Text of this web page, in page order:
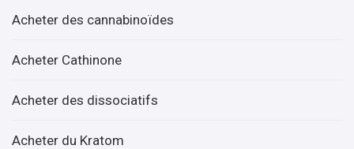
Acheter des cannabinoïdes
Acheter Cathinone
Acheter des dissociatifs
Acheter du Kratom